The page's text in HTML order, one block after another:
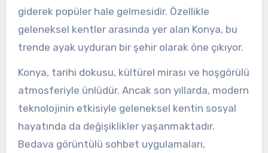
giderek popüler hale gelmesidir. Özellikle
geleneksel kentler arasında yer alan Konya, bu
trende ayak uyduran bir şehir olarak öne çıkıyor.
Konya, tarihi dokusu, kültürel mirası ve hoşgörülü
atmosferiyle ünlüdür. Ancak son yıllarda, modern
teknolojinin etkisiyle geleneksel kentin sosyal
hayatında da değişiklikler yaşanmaktadır.
Bedava görüntülü sohbet uygulamaları,